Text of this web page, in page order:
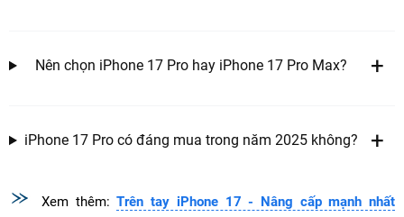
Nên chọn iPhone 17 Pro hay iPhone 17 Pro Max?
iPhone 17 Pro có đáng mua trong năm 2025 không?
Xem thêm:Trên tay iPhone 17 - Nâng cấp mạnh nhất